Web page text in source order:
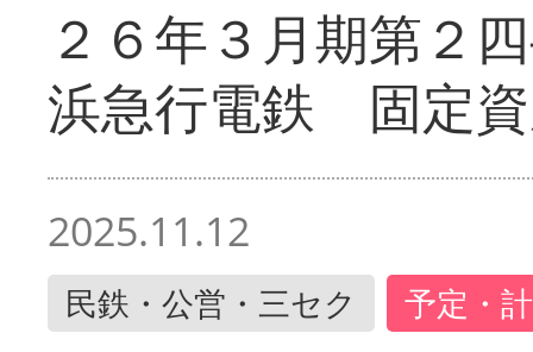
２６年３月期第２
浜急行電鉄 固定
2025.11.12
民鉄・公営・三セク 予定・